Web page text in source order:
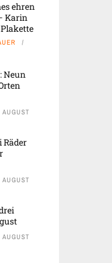
ehren
Karin
Neun
Räder